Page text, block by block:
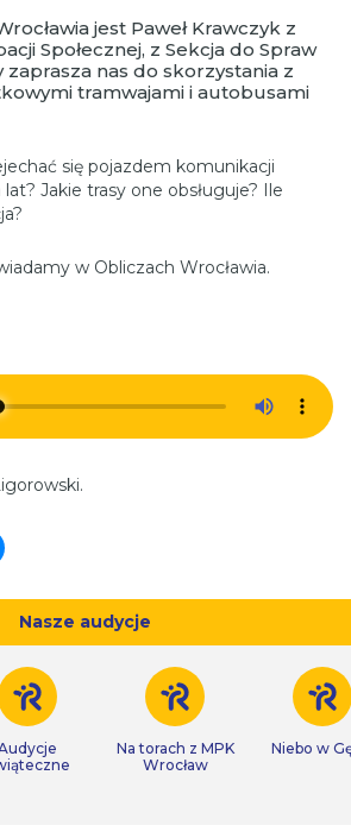
jest Paweł Krawczyk z
Społecznej, z Sekcja do Spraw
zaprasza nas do skorzystania z
tramwajami i autobusami
się pojazdem komunikacji
Jakie trasy one obsługuje? Ile
w Obliczach Wrocławia.
Nasze audycje
Na torach z MPK
Wrocław
Niebo w